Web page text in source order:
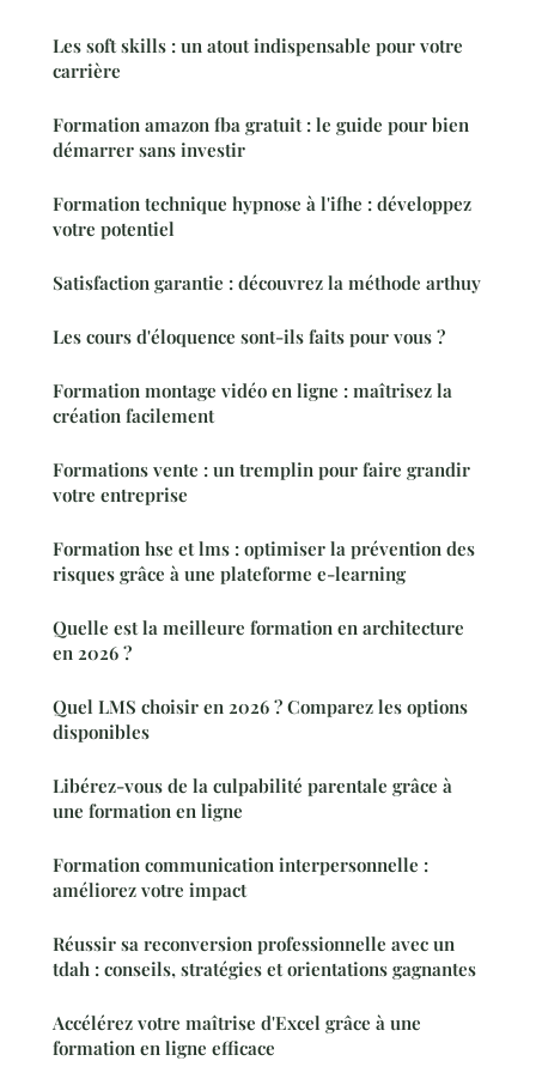
Les soft skills : un atout indispensable pour votre
carrière
Formation amazon fba gratuit : le guide pour bien
démarrer sans investir
Formation technique hypnose à l'ifhe : développez
votre potentiel
Satisfaction garantie : découvrez la méthode arthuy
Les cours d'éloquence sont-ils faits pour vous ?
Formation montage vidéo en ligne : maîtrisez la
création facilement
Formations vente : un tremplin pour faire grandir
votre entreprise
Formation hse et lms : optimiser la prévention des
risques grâce à une plateforme e-learning
Quelle est la meilleure formation en architecture
en 2026 ?
Quel LMS choisir en 2026 ? Comparez les options
disponibles
Libérez-vous de la culpabilité parentale grâce à
une formation en ligne
Formation communication interpersonnelle :
améliorez votre impact
Réussir sa reconversion professionnelle avec un
tdah : conseils, stratégies et orientations gagnantes
Accélérez votre maîtrise d'Excel grâce à une
formation en ligne efficace